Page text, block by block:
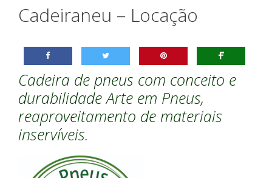
Cadeiraneu – Locação
Cadeira de pneus com conceito e
durabilidade Arte em Pneus,
reaproveitamento de materiais
inservíveis.